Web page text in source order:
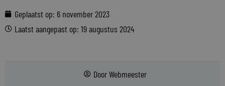
Geplaatst op: 6 november 2023
Laatst aangepast op: 19 augustus 2024
DoorWebmeester